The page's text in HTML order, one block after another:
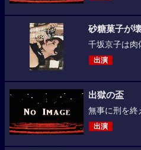
砂糖菓子が
千坂京子は肉
出演
出獄の盃
無事に刑を終
出演